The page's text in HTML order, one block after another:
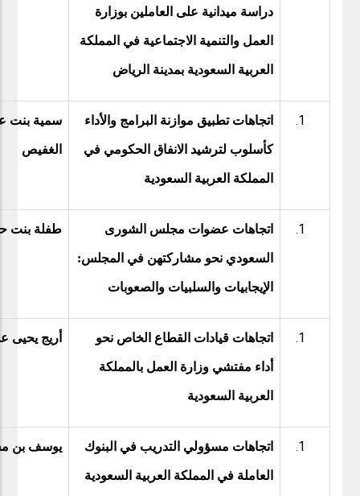
دراسة ميدانية على العاملين بوزارة
العمل والتنمية الاجتماعية في المملكة
العربية السعودية بمدينة الرياض
اتجاهات تطبيق موازنة البرامج والأداء
كأسلوب لترشيد الانفاق الحكومي في
المملكة العربية السعودية
سمية بنت
الغفيص
اتجاهات عضوات مجلس الشورى
السعودي نحو مشاركتهن في المجلس:
الإيجابيات والسلبيات والصعوبات
طفلة بنت
اتجاهات قيادات القطاع الخاص نحو
أداء مفتشي وزارة العمل بالمملكة
العربية السعودية
أريج يحيى
اتجاهات مسؤولي التدريب في البنوك
العاملة في المملكة العربية السعودية
يوسف بن